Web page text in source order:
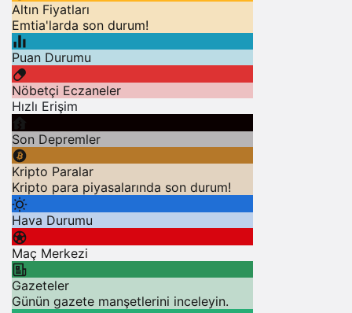
Altın Fiyatları
Emtia'larda son durum!
Puan Durumu
Nöbetçi Eczaneler
Hızlı Erişim
Son Depremler
Kripto Paralar
Kripto para piyasalarında son durum!
Hava Durumu
Maç Merkezi
Gazeteler
Günün gazete manşetlerini inceleyin.